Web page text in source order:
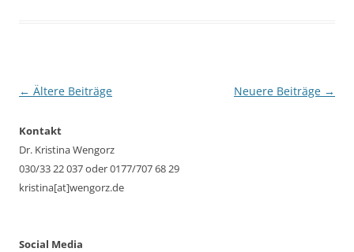
Beitragsnavigation
← Ältere Beiträge Neuere Beiträge →
Kontakt
Dr. Kristina Wengorz
030/33 22 037 oder 0177/707 68 29
kristina[at]wengorz.de
Social Media